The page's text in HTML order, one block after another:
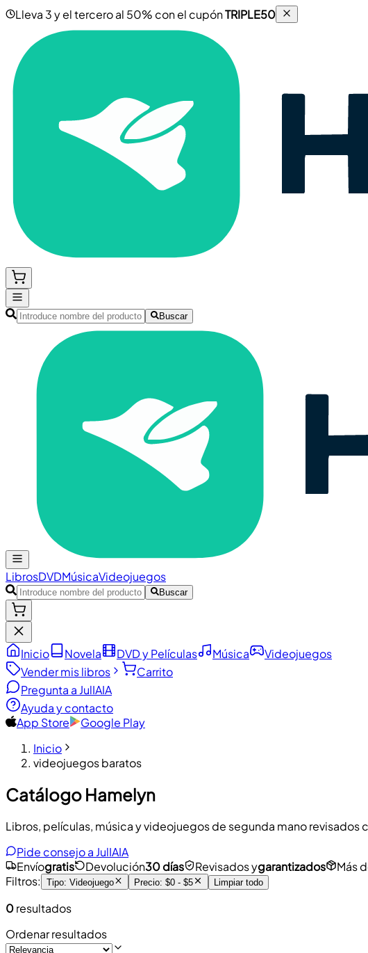
Lleva 3 y el tercero al 50% con el cupónTRIPLE50
Buscar
LibrosDVDMúsicaVideojuegos
Buscar
Inicio Novela DVD y Películas Música
Videojuegos
Vender mis libros
Carrito
Pregunta a JulIAIA
Ayuda y contacto
App Store
Google Play
Inicio
videojuegos baratos
Catálogo Hamelyn
Libros, películas, música y videojuegos de segunda mano
Pide consejo a JulIAIA
Envíogratis Devolución30 días Revisados ygarantizados Más
Filtros: Tipo: Videojuego Precio:$0 - $5 Limpiar todo
0resultados
Ordenar resultados